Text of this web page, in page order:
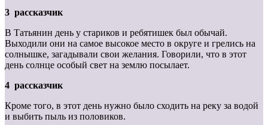
3 рассказчик
В Татьянин день у стариков и ребятишек был обычай.
Выходили они на самое высокое место в округе и грелись на
солнышке, загадывали свои желания. Говорили, что в этот
день солнце особый свет на землю посылает.
4 рассказчик
Кроме того, в этот день нужно было сходить на реку за водой
и выбить пыль из половиков.